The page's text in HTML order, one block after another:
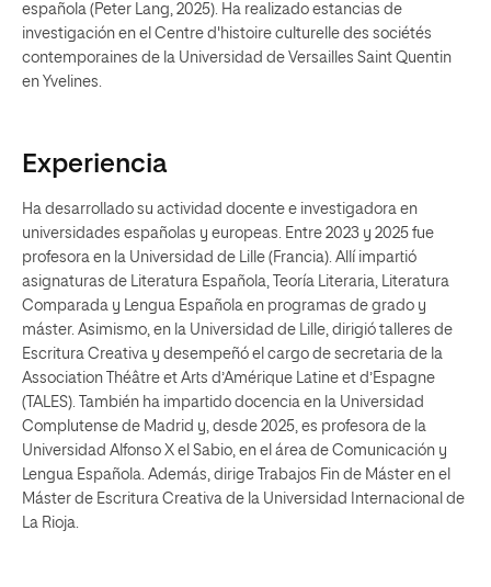
española (Peter Lang, 2025). Ha realizado estancias de
investigación en el Centre d'histoire culturelle des sociétés
contemporaines de la Universidad de Versailles Saint Quentin
en Yvelines.
Experiencia
Ha desarrollado su actividad docente e investigadora en
universidades españolas y europeas. Entre 2023 y 2025 fue
profesora en la Universidad de Lille (Francia). Allí impartió
asignaturas de Literatura Española, Teoría Literaria, Literatura
Comparada y Lengua Española en programas de grado y
máster. Asimismo, en la Universidad de Lille, dirigió talleres de
Escritura Creativa y desempeñó el cargo de secretaria de la
Association Théâtre et Arts d’Amérique Latine et d’Espagne
(TALES). También ha impartido docencia en la Universidad
Complutense de Madrid y, desde 2025, es profesora de la
Universidad Alfonso X el Sabio, en el área de Comunicación y
Lengua Española. Además, dirige Trabajos Fin de Máster en el
Máster de Escritura Creativa de la Universidad Internacional de
La Rioja.